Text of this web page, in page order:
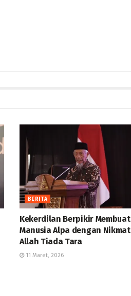
BERITA
Kekerdilan Berpikir Membuat
Manusia Alpa dengan Nikmat
Allah Tiada Tara
11 Maret, 2026